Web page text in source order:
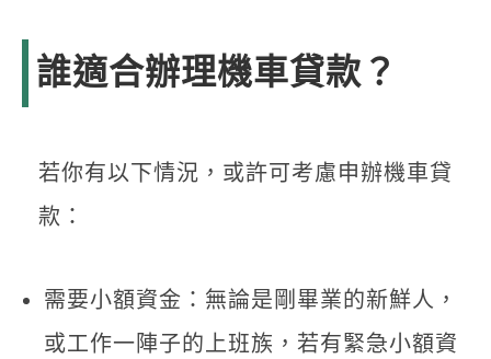
誰適合辦理機車貸款？
若你有以下情況，或許可考慮申辦機車貸
款：
需要小額資金：無論是剛畢業的新鮮人，
或工作一陣子的上班族，若有緊急小額資